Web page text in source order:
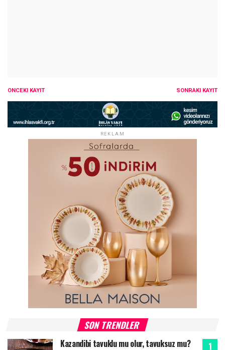
SONRAKI KAYIT
ÖNCEKI KAYIT
REKLAM
SON TRENDLER
Kazandibi tavuklu mu olur, tavuksuz mu?